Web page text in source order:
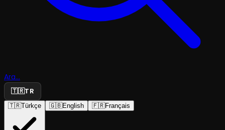
Ara...
🇹🇷TR
🇹🇷Türkçe 🇬🇧English 🇫🇷Français